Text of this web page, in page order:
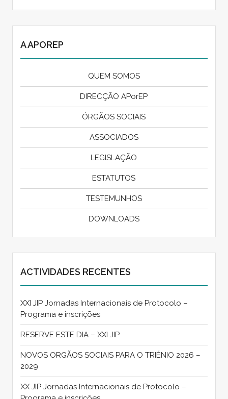
A APOREP
QUEM SOMOS
DIRECÇÃO APorEP
ÓRGÃOS SOCIAIS
ASSOCIADOS
LEGISLAÇÃO
ESTATUTOS
TESTEMUNHOS
DOWNLOADS
ACTIVIDADES RECENTES
XXI JIP Jornadas Internacionais de Protocolo –
Programa e inscrições
RESERVE ESTE DIA – XXI JIP
NOVOS ORGÃOS SOCIAIS PARA O TRIÉNIO 2026 –
2029
XX JIP Jornadas Internacionais de Protocolo –